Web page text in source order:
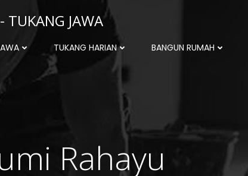
TUKANG JAWA
TUKANG HARIAN BANGUN RUMAH
Rahayu